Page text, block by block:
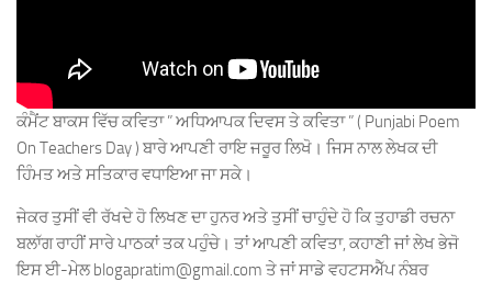
ਕੰਮੈਂਟ ਬਾਕਸ ਵਿੱਚ ਕਵਿਤਾ ” ਅਧਿਆਪਕ ਦਿਵਸ ਤੇ ਕਵਿਤਾ ” ( Punjabi Poem
On Teachers Day ) ਬਾਰੇ ਆਪਣੀ ਰਾਇ ਜਰੂਰ ਲਿਖੋ। ਜਿਸ ਨਾਲ ਲੇਖਕ ਦੀ
ਹਿੰਮਤ ਅਤੇ ਸਤਿਕਾਰ ਵਧਾਇਆ ਜਾ ਸਕੇ।
ਜੇਕਰ ਤੁਸੀਂ ਵੀ ਰੱਖਦੇ ਹੋ ਲਿਖਣ ਦਾ ਹੁਨਰ ਅਤੇ ਤੁਸੀਂ ਚਾਹੁੰਦੇ ਹੋ ਕਿ ਤੁਹਾਡੀ ਰਚਨਾ
ਬਲਾੱਗ ਰਾਹੀਂ ਸਾਰੇ ਪਾਠਕਾਂ ਤਕ ਪਹੁੰਚੇ। ਤਾਂ ਆਪਣੀ ਕਵਿਤਾ, ਕਹਾਣੀ ਜਾਂ ਲੇਖ ਭੇਜੋ
ਇਸ ਈ-ਮੇਲ blogapratim@gmail.com ਤੇ ਜਾਂ ਸਾਡੇ ਵਹਟਸਐੱਪ ਨੰਬਰ